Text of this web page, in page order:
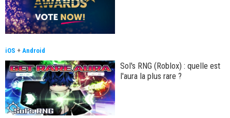
iOS + Android
Sol's RNG (Roblox) : quelle est
l'aura la plus rare ?